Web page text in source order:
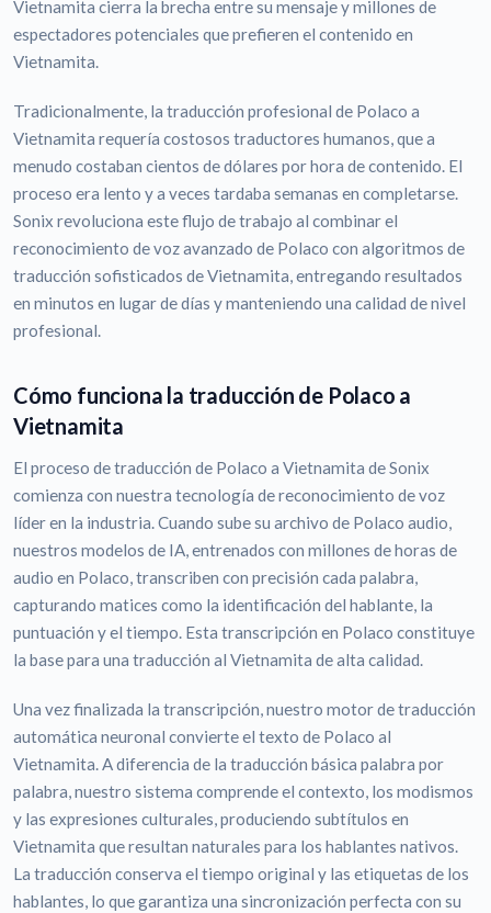
Vietnamita cierra la brecha entre su mensaje y millones de
espectadores potenciales que prefieren el contenido en
Vietnamita.
Tradicionalmente, la traducción profesional de Polaco a
Vietnamita requería costosos traductores humanos, que a
menudo costaban cientos de dólares por hora de contenido. El
proceso era lento y a veces tardaba semanas en completarse.
Sonix revoluciona este flujo de trabajo al combinar el
reconocimiento de voz avanzado de Polaco con algoritmos de
traducción sofisticados de Vietnamita, entregando resultados
en minutos en lugar de días y manteniendo una calidad de nivel
profesional.
Cómo funciona la traducción de Polaco a
Vietnamita
El proceso de traducción de Polaco a Vietnamita de Sonix
comienza con nuestra tecnología de reconocimiento de voz
líder en la industria. Cuando sube su archivo de Polaco audio,
nuestros modelos de IA, entrenados con millones de horas de
audio en Polaco, transcriben con precisión cada palabra,
capturando matices como la identificación del hablante, la
puntuación y el tiempo. Esta transcripción en Polaco constituye
la base para una traducción al Vietnamita de alta calidad.
Una vez finalizada la transcripción, nuestro motor de traducción
automática neuronal convierte el texto de Polaco al
Vietnamita. A diferencia de la traducción básica palabra por
palabra, nuestro sistema comprende el contexto, los modismos
y las expresiones culturales, produciendo subtítulos en
Vietnamita que resultan naturales para los hablantes nativos.
La traducción conserva el tiempo original y las etiquetas de los
hablantes, lo que garantiza una sincronización perfecta con su